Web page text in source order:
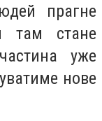
прагне
там стане
уже
нове